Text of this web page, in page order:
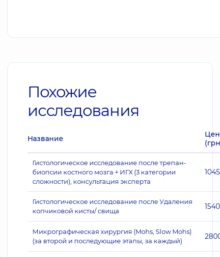
Похожие
исследования
Название
Гистологическое исследование после трепан-
биопсии костного мозга + ИГХ (3 категории
сложности), консультация эксперта
Гистологическое исследование после Удаления
копчиковой кисты/ свища
1540
Микрографическая хирургия (Mohs, Slow Mohs)
(за второй и последующие этапы, за каждый)